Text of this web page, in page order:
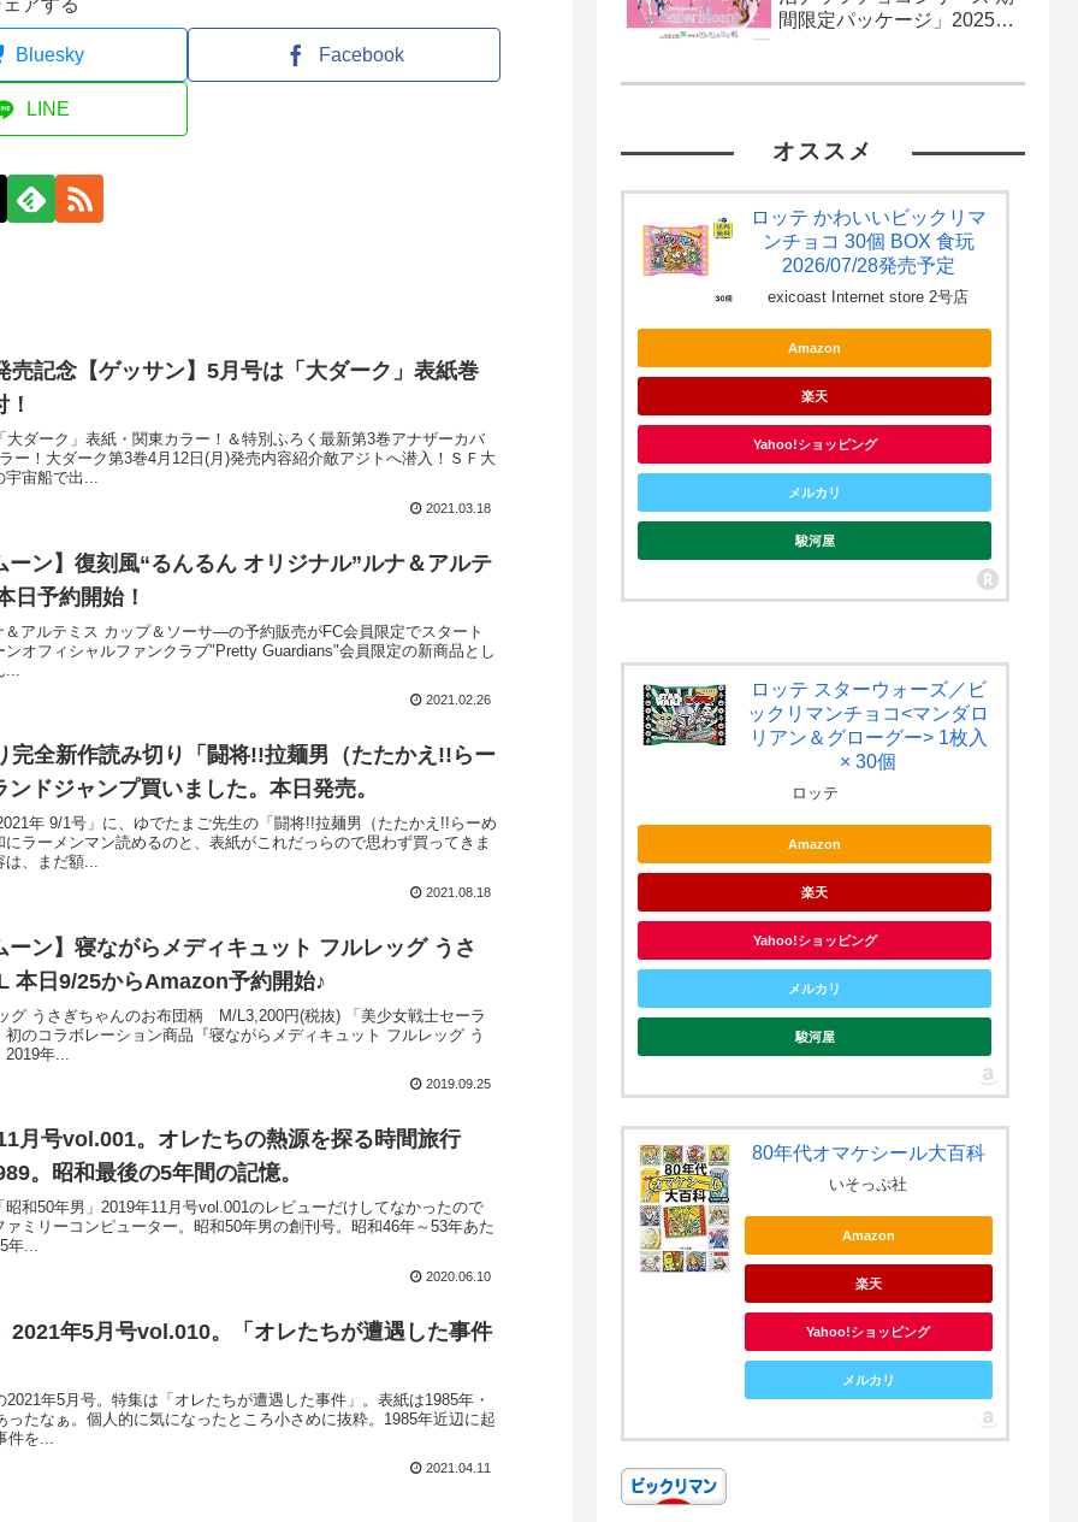
アする
Bluesky Facebook
LINE
売記念【ゲッサン】5月号は「大ダーク」表紙巻
大ダーク」表紙・関東カラー！＆特別ふろく最新第3巻アナザーカバ
ー！大ダーク第3巻4月12日(月)発売内容紹介敵アジトへ潜入！ＳＦ大
宇宙船で出...
2021.03.18
ン】復刻風“るんるん オリジナル”ルナ＆アルテ
日予約開始！
＆アルテミス カップ＆ソーサ―の予約販売がFC会員限定でスタート
オフィシャルファンクラブ"Pretty Guardians"会員限定の新商品とし
2021.02.26
完全新作読み切り「闘将!!拉麺男（たたかえ!!らー
ドジャンプ買いました。本日発売。
年 9/1号」に、ゆでたまご先生の「闘将!!拉麺男（たたかえ!!らーめ
ラーメンマン読めるのと、表紙がこれだっらので思わず買ってきま
、まだ額...
2021.08.18
ン】寝ながらメディキュット フルレッグ うさ
本日9/25からAmazon予約開始♪
グ うさぎちゃんのお布団柄 M/L3,200円(税抜) 「美少女戦士セーラ
のコラボレーション商品『寝ながらメディキュット フルレッグ う
年...
2019.09.25
月号vol.001。オレたちの熱源を探る時間旅行
。昭和最後の5年間の記憶。
和50年男」2019年11月号vol.001のレビューだけしてなかったので
ミリーコンピューター。昭和50年男の創刊号。昭和46年～53年あた
年...
2020.06.10
2021年5月号vol.010。「オレたちが遭遇した事件
年5月号。特集は「オレたちが遭遇した事件」。表紙は1985年・
ったなぁ。個人的に気になったところ小さめに抜粋。1985年近辺に起
を...
2021.04.11
間限定パッケージ」2025年
オススメ
ロッテ かわいいビックリマ
ンチョコ 30個 BOX 食玩
2026/07/28発売予定
exicoast Internet store 2号店
Amazon
楽天
Yahoo!ショッピング
メルカリ
駿河屋
ロッテ スターウォーズ／ビ
ックリマンチョコ<マンダロ
リアン＆グローグー> 1枚入
× 30個
ロッテ
Amazon
楽天
Yahoo!ショッピング
メルカリ
駿河屋
80年代オマケシール大百科
いそっぷ社
Amazon
楽天
Yahoo!ショッピング
メルカリ